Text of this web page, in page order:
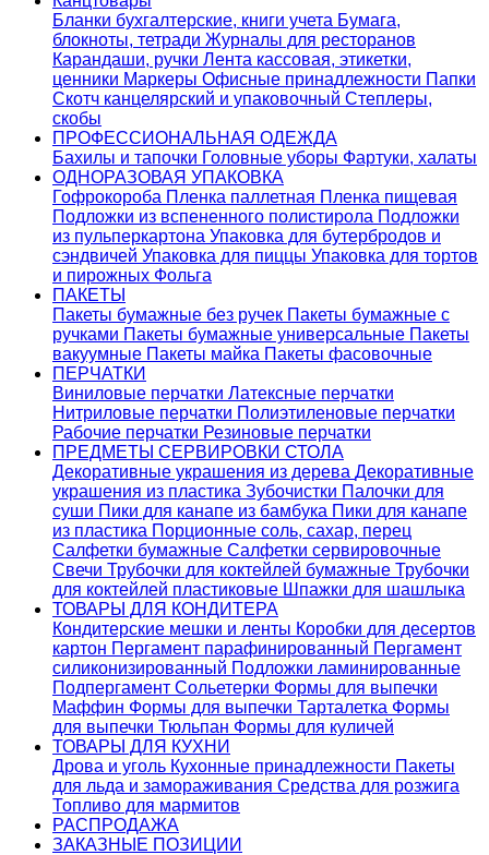
Бланки бухгалтерские, книги учета Бумага,
блокноты, тетради Журналы для ресторанов
Карандаши, ручки Лента кассовая, этикетки,
ценники Маркеры Офисные принадлежности Папки
Скотч канцелярский и упаковочный Степлеры,
скобы
ПРОФЕССИОНАЛЬНАЯ ОДЕЖДА
Бахилы и тапочки Головные уборы Фартуки, халаты
ОДНОРАЗОВАЯ УПАКОВКА
Гофрокороба Пленка паллетная Пленка пищевая
Подложки из вспененного полистирола Подложки
из пульперкартона Упаковка для бутербродов и
сэндвичей Упаковка для пиццы Упаковка для тортов
и пирожных Фольга
ПАКЕТЫ
Пакеты бумажные без ручек Пакеты бумажные с
ручками Пакеты бумажные универсальные Пакеты
вакуумные Пакеты майка Пакеты фасовочные
ПЕРЧАТКИ
Виниловые перчатки Латексные перчатки
Нитриловые перчатки Полиэтиленовые перчатки
Рабочие перчатки Резиновые перчатки
ПРЕДМЕТЫ СЕРВИРОВКИ СТОЛА
Декоративные украшения из дерева Декоративные
украшения из пластика Зубочистки Палочки для
суши Пики для канапе из бамбука Пики для канапе
из пластика Порционные соль, сахар, перец
Салфетки бумажные Салфетки сервировочные
Свечи Трубочки для коктейлей бумажные Трубочки
для коктейлей пластиковые Шпажки для шашлыка
ТОВАРЫ ДЛЯ КОНДИТЕРА
Кондитерские мешки и ленты Коробки для десертов
картон Пергамент парафинированный Пергамент
силиконизированный Подложки ламинированные
Подпергамент Сольетерки Формы для выпечки
Маффин Формы для выпечки Тарталетка Формы
для выпечки Тюльпан Формы для куличей
ТОВАРЫ ДЛЯ КУХНИ
Дрова и уголь Кухонные принадлежности Пакеты
для льда и замораживания Средства для розжига
Топливо для мармитов
РАСПРОДАЖА
ЗАКАЗНЫЕ ПОЗИЦИИ